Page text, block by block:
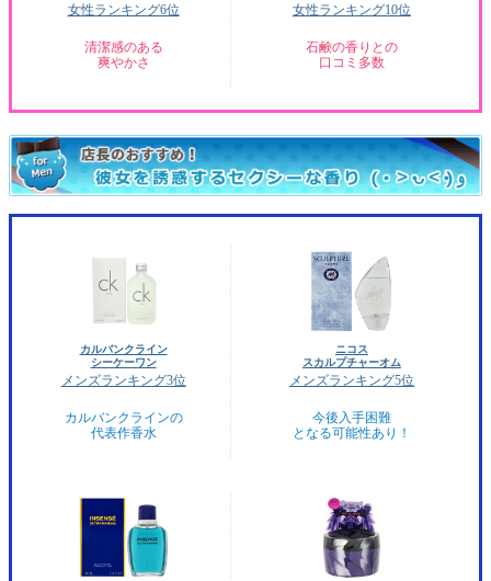
女性ランキング6位
清潔感のある
爽やかさ
女性ランキング10位
石鹸の香りとの
口コミ多数
カルバンクライン
シーケーワン
メンズランキング3位
カルバンクラインの
代表作香水
ニコス
スカルプチャーオム
メンズランキング5位
今後入手困難
となる可能性あり！